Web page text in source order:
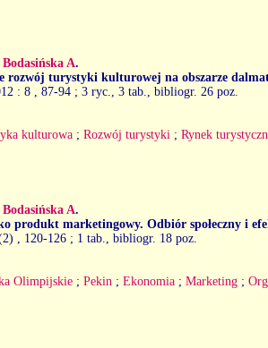
Bodasińska A.
rozwój turystyki kulturowej na obszarze
: 8
, 87-94 ; 3 ryc., 3 tab., bibliogr. 26 poz.
kulturowa ; Rozwój turystyki ; Rynek
Bodasińska A.
produkt marketingowy. Odbiór społeczny i
, 120-126 ; 1 tab., bibliogr. 18 poz.
Olimpijskie ; Pekin ; Ekonomia ; Marketing ;